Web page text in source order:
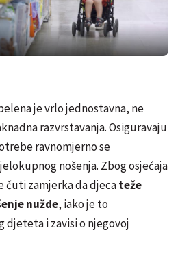
je vrlo jednostavna, ne
razvrstavanja. Osiguravaju
ravnomjerno se
nošenja. Zbog osjećaja
čuti zamjerka da djecateže
nužde, iako je to
djeteta i zavisi o njegovoj